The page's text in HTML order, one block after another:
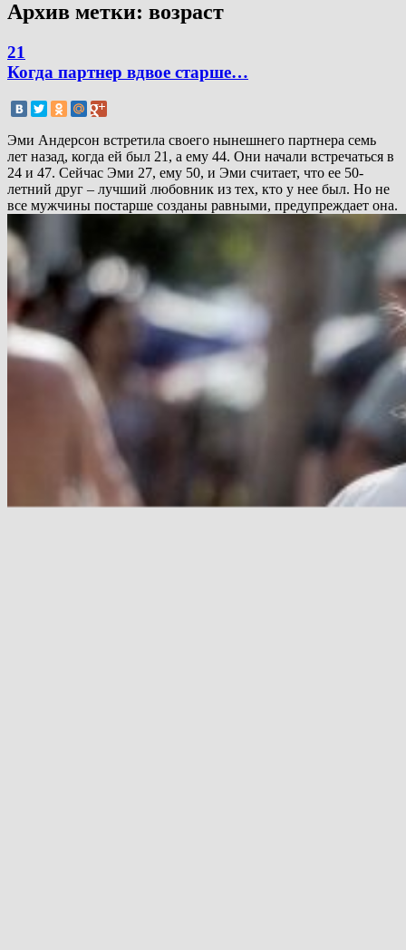
Архив метки: возраст
21
Когда партнер вдвое старше…
Эми Андерсон встретила своего нынешнего партнера семь
лет назад, когда ей был 21, а ему 44. Они начали встречаться в
24 и 47. Сейчас Эми 27, ему 50, и Эми считает, что ее 50-
летний друг – лучший любовник из тех, кто у нее был. Но не
все мужчины постарше созданы равными, предупреждает она.